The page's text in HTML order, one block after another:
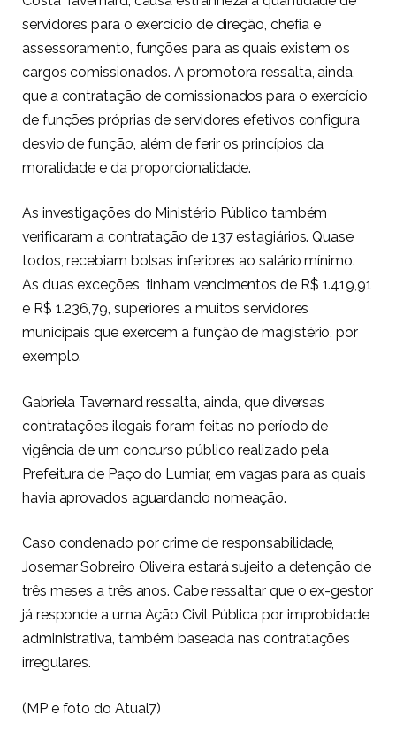
servidores para o exercício de direção, chefia e
assessoramento, funções para as quais existem os
cargos comissionados. A promotora ressalta, ainda,
que a contratação de comissionados para o exercício
de funções próprias de servidores efetivos configura
desvio de função, além de ferir os princípios da
moralidade e da proporcionalidade.
As investigações do Ministério Público também
verificaram a contratação de 137 estagiários. Quase
todos, recebiam bolsas inferiores ao salário mínimo.
As duas exceções, tinham vencimentos de R$ 1.419,91
e R$ 1.236,79, superiores a muitos servidores
municipais que exercem a função de magistério, por
exemplo.
Gabriela Tavernard ressalta, ainda, que diversas
contratações ilegais foram feitas no período de
vigência de um concurso público realizado pela
Prefeitura de Paço do Lumiar, em vagas para as quais
havia aprovados aguardando nomeação.
Caso condenado por crime de responsabilidade,
Josemar Sobreiro Oliveira estará sujeito a detenção de
três meses a três anos. Cabe ressaltar que o ex-gestor
já responde a uma Ação Civil Pública por improbidade
administrativa, também baseada nas contratações
irregulares.
(MP e foto do Atual7)